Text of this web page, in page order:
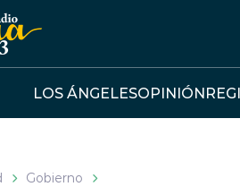
LOS ÁNGELESOPINIÓN
Gobierno